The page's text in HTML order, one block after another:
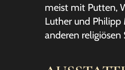
meist mit Putten,
Luther und
anderen